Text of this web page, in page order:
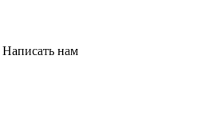
Написать нам